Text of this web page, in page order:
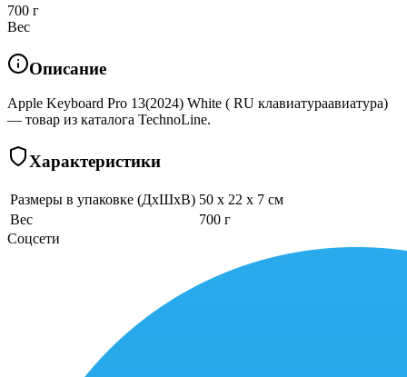
700 г
Вес
Описание
Apple Keyboard Pro 13(2024) White ( RU клавиатураавиатура)
— товар из каталога TechnoLine.
Характеристики
Размеры в упаковке (ДхШхВ) 50 x 22 x 7 см
Вес
700 г
Соцсети